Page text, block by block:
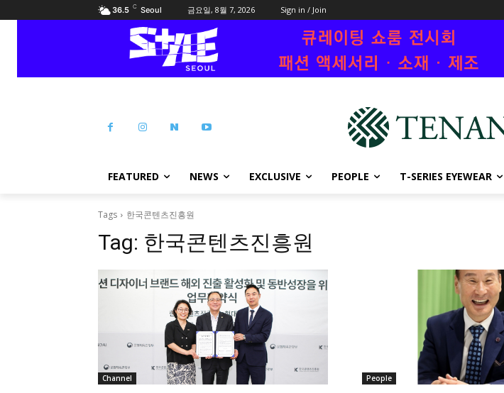
36.5 C Seoul 금요일, 8월 7, 2026 Sign in / Join
FEATURED NEWS EXCLUSIVE PEOPLE T-SERIES EYEWEAR
Tags 한국콘텐츠진흥원
Tag: 한국콘텐츠진흥원
Channel People